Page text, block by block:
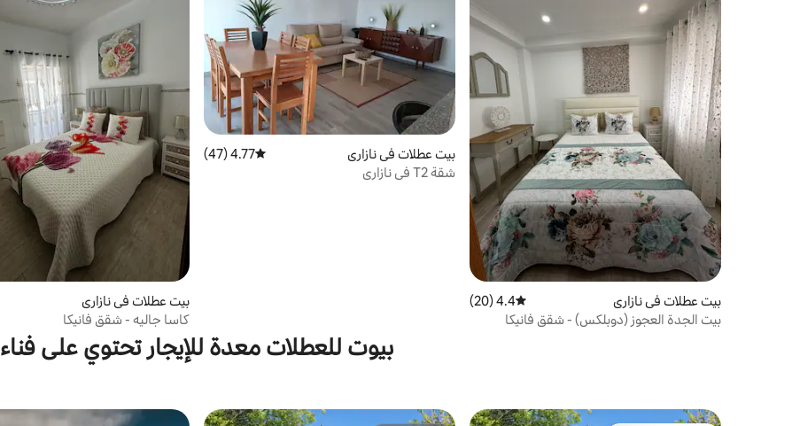
بيت عطلات في نازاري متوسط التقييم 4.4 من 5، 20 مراجعات
4.4 (20)
بيت الجدة العجوز (دوبلكس) - شقق فانيكا
بيت عطلات في نازاري متوسط التقييم 4.77 من 5، 47 مراجعات
4.77 (47)
شقة T2 في نازاري
بيت عطلات في نازاري
كاسا جاليه - شقق فانيكا
بيوت للعطلات معدة للإيجار تحتوي على فناء